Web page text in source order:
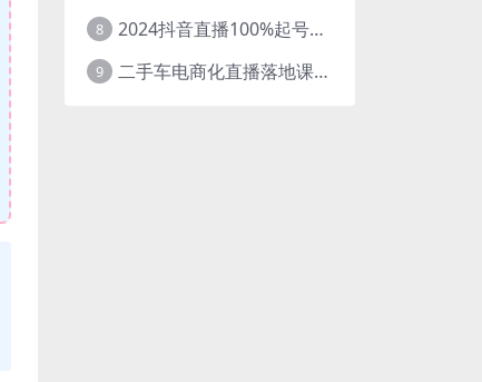
8 2024抖音直播100%起号方法 0粉丝0作品当天破千人在线 多种变现方式
9 二手车电商化直播落地课，从0到1带你玩转二手车直播